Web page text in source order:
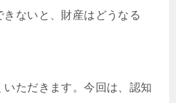
きないと、財産はどうなる
ただきます。今回は、認知